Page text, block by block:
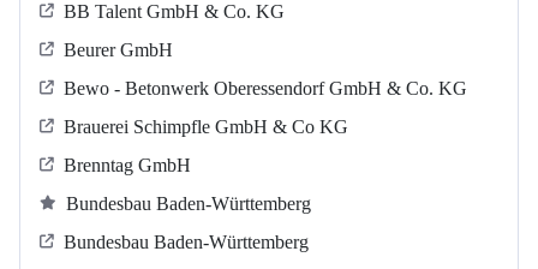
BB Talent GmbH & Co. KG
Beurer GmbH
Bewo - Betonwerk Oberessendorf GmbH & Co. KG
Brauerei Schimpfle GmbH & Co KG
Brenntag GmbH
Bundesbau Baden-Württemberg
Bundesbau Baden-Württemberg